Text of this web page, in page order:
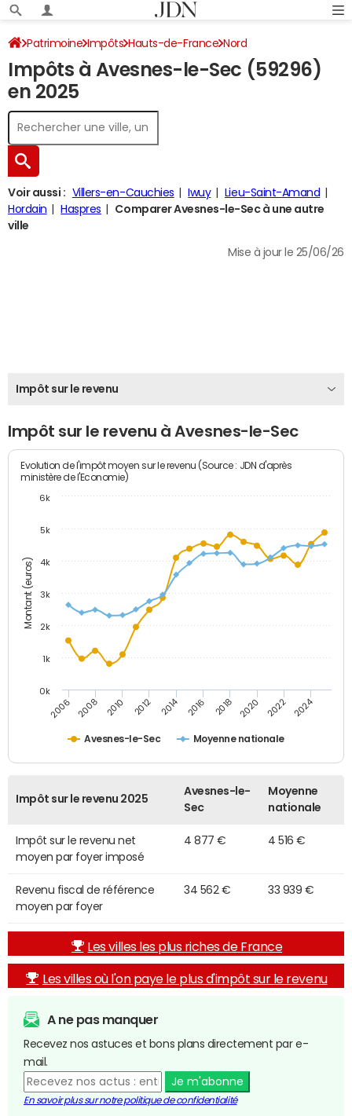
Patrimoine Impôts Hauts-de-France Nord
Avesnes-le-Sec Impôt sur le revenu
Impôts à Avesnes-le-Sec (59296)
en 2025
Voir aussi : Villers-en-Cauchies Iwuy
Lieu-Saint-Amand
Hordain
Haspres
Comparer Avesnes-le-Sec à une autre
ville
Mise à jour le 25/06/26
Impôt sur le revenu
Impôt sur le revenu à Avesnes-le-Sec
Montant (euros)
Evolution de l'impôt moyen sur le revenu (Source : JDN d'après
ministère de l'Economie)
Avesnes-le-Sec Moyenne nationale
2006 2008 2010 2012 2014 2016 2018 2020 2022 2024
0k
1k
2k
3k
4k
5k
6k
Impôt sur le revenu 2025
Avesnes-le-
Sec
Moyenne
nationale
Impôt sur le revenu net
moyen par foyer imposé
4 877 € 4 516 €
Revenu fiscal de référence
moyen par foyer
34 562 € 33 939 €
Les villes les plus riches de France
Les villes où l'on paye le plus d'impôt sur le revenu
A ne pas manquer
Recevez nos astuces et bons plans directement par e-
mail.
Je m'abonne
En savoir plus sur notre politique de confidentialité